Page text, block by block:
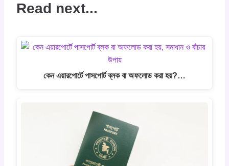
Read next...
কেন এয়ারপোর্টে পাসপোর্ট ব্লক বা অফলোড করা হয়?…